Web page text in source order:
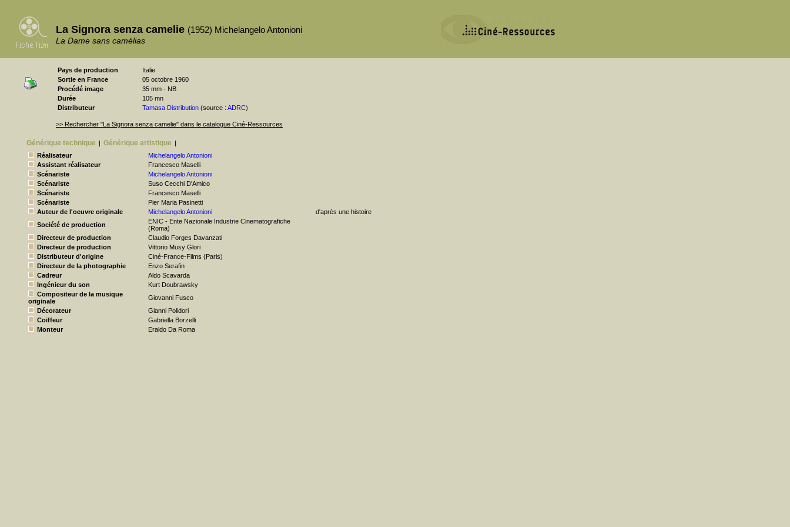
La Signora senza camelie (1952) Michelangelo Antonioni
La Dame sans camélias
Pays de production
Italie
Sortie en France
05 octobre 1960
Procédé image
35 mm - NB
Durée
105 mn
Distributeur
Tamasa Distribution (source : ADRC)
>> Rechercher "La Signora senza camelie" dans le catalogue Ciné-Ressources
Générique technique | Générique artistique |
Réalisateur
Michelangelo Antonioni
Assistant réalisateur
Francesco Maselli
Scénariste
Michelangelo Antonioni
Scénariste
Suso Cecchi D'Amico
Scénariste
Francesco Maselli
Scénariste
Pier Maria Pasinetti
Auteur de l'oeuvre originale
Michelangelo Antonioni
d'après une histoire
Société de production
ENIC - Ente Nazionale Industrie Cinematografiche
(Roma)
Directeur de production
Claudio Forges Davanzati
Directeur de production
Vittorio Musy Glori
Distributeur d'origine
Ciné-France-Films (Paris)
Directeur de la photographie
Enzo Serafin
Cadreur
Aldo Scavarda
Ingénieur du son
Kurt Doubrawsky
Compositeur de la musique
originale
Giovanni Fusco
Décorateur
Gianni Polidori
Coiffeur
Gabriella Borzelli
Monteur
Eraldo Da Roma